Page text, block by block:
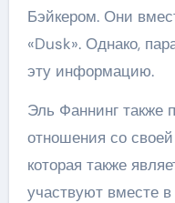
Бэйкером. Они
«Dusk». Однако,
эту информацию.
Эль Фаннинг также
отношения со
которая также
участвуют вместе